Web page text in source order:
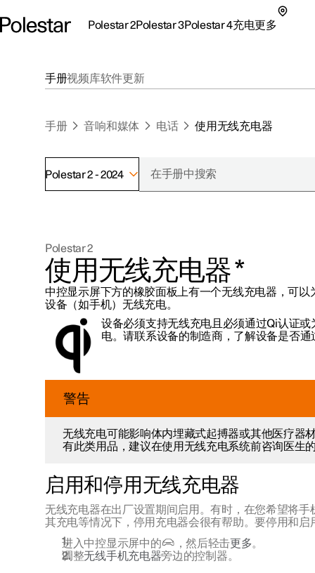
Polestar 2Polestar 3Polestar 4充电更多
联系我们
极星官方二手车
探索Polestar 3
联系我们
公共充电
家庭充电
车主服务
新闻
注册新闻
（在新窗
手册视频库软件更新
手册 音响和媒体 电话 使用无线充电器
Polestar 2 - 2024
Polestar 2
使用无线充电器*
中控显示屏下方的橡胶面板上有一个无线充电器，可以
设备（如手机）无线充电。
设备必须支持无线充电且必须通过Qi认证
电。请联系设备的制造商，了解设备是否通
警告
无线充电可能影响体内埋藏式起搏器或其他医疗器
有此类用品，建议在使用无线充电系统前咨询医生
启用和停用无线充电器
无线充电器在出厂设置期间启用。有时，在您希望将手
其充电等情况下，停用充电器会很有帮助。要停用和启
进入中控显示屏中的
，然后轻击更多。
调整无线手机充电器旁边的控制器。